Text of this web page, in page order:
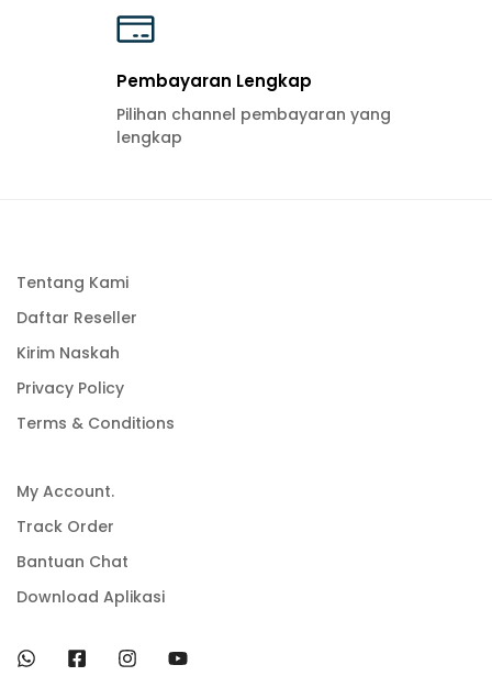
Pembayaran Lengkap
Pilihan channel pembayaran yang
lengkap
Tentang Kami
Daftar Reseller
Kirim Naskah
Privacy Policy
Terms & Conditions
My Account.
Track Order
Bantuan Chat
Download Aplikasi